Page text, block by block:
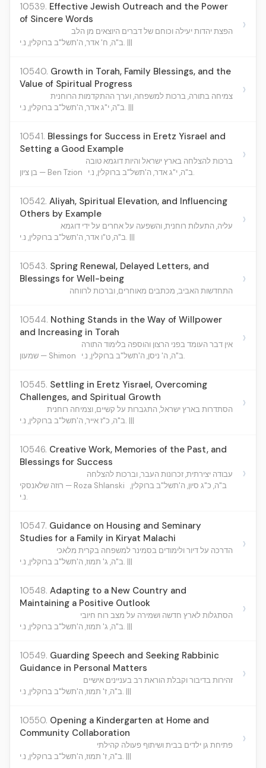
10539. Effective Jewish Outreach and the Power
of Sincere Words
הפצת יהדות יעילה וכוחם של דברים היוצאים מן הלב
ב"ה, ח' אדר, ה'תשל"ב ברוקלין, נ.י. |||
›
10540. Growth in Torah, Family Blessings, and the
Value of Spiritual Progress
צמיחה בתורה, ברכות למשפחה, וערך ההתקדמות הרוחנית
ב"ה, י"ג אדר, ה'תשל"ב ברוקלין, נ.י. |||
›
10541. Blessings for Success in Eretz Yisrael and
Setting a Good Example
ברכות להצלחה בארץ ישראל והיות דוגמא טובה
בן ציון — Ben Tzion
ב"ה, י"ג אדר, ה'תשל"ב ברוקלין, נ.י.
›
10542. Aliyah, Spiritual Elevation, and Influencing
Others by Example
עליה, התעלות רוחנית, והשפעה על אחרים על ידי דוגמא
ב"ה, ט"ו אדר, ה'תשל"ב ברוקלין, נ.י. |||
›
10543. Spring Renewal, Delayed Letters, and
Blessings for Well-being
התחדשות האביב, מכתבים מאוחרים, וברכות לרווחה
›
10544. Nothing Stands in the Way of Willpower
and Increasing in Torah
אין דבר העומד בפני הרצון והוספה בלימוד התורה
שמעון — Shimon
ב"ה, ה' ניסן, ה'תשל"ב ברוקלין, נ.י.
›
10545. Settling in Eretz Yisrael, Overcoming
Challenges, and Spiritual Growth
הסתדרות בארץ ישראל, התגברות על קשיים, וצמיחה רוחנית
ב"ה, כ"ז אייר, ה'תשל"ב ברוקלין, נ.י. |||
›
10546. Creative Work, Memories of the Past, and
Blessings for Success
עבודה יצירתית, זכרונות העבר, וברכות להצלחה
רוזה שלאנסקי — Roza Shlanski ב"ה, כ"ג סיון, ה'תשל"ב ברוקלין,
נ.י.
›
10547. Guidance on Housing and Seminary
Studies for a Family in Kiryat Malachi
הדרכה על דיור ולימודים בסמינר למשפחה בקרית מלאכי
ב"ה, ג' תמוז, ה'תשל"ב ברוקלין, נ.י. |||
›
10548. Adapting to a New Country and
Maintaining a Positive Outlook
הסתגלות לארץ חדשה ושמירה על מצב רוח חיובי
ב"ה, ג' תמוז, ה'תשל"ב ברוקלין, נ.י. |||
›
10549. Guarding Speech and Seeking Rabbinic
Guidance in Personal Matters
זהירות בדיבור וקבלת הוראת רב בעניינים אישיים
ב"ה, ז' תמוז, ה'תשל"ב ברוקלין, נ.י. |||
›
10550. Opening a Kindergarten at Home and
Community Collaboration
פתיחת גן ילדים בבית ושיתוף פעולה קהילתי
ב"ה, ז' תמוז, ה'תשל"ב ברוקלין, נ.י. |||
›